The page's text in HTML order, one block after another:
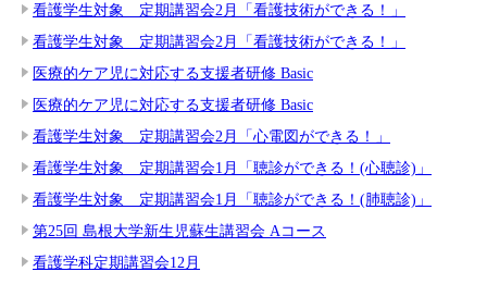
看護学生対象 定期講習会2月「看護技術ができる！」
看護学生対象 定期講習会2月「看護技術ができる！」
医療的ケア児に対応する支援者研修 Basic
医療的ケア児に対応する支援者研修 Basic
看護学生対象 定期講習会2月「心電図ができる！」
看護学生対象 定期講習会1月「聴診ができる！(心聴診)」
看護学生対象 定期講習会1月「聴診ができる！(肺聴診)」
第25回 島根大学新生児蘇生講習会 Aコース
看護学科定期講習会12月